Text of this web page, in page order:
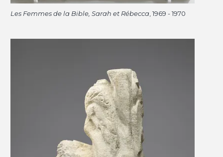
Les Femmes de la Bible, Sarah et Rébecca , 1969 - 1970